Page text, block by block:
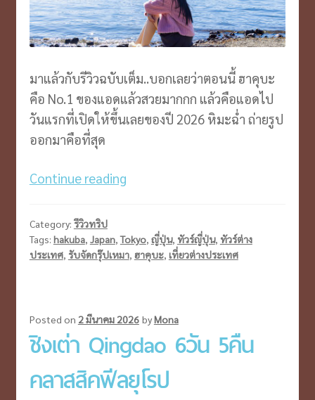
มาแล้วกับรีวิวฉบับเต็ม..บอกเลยว่าตอนนี้ ฮาคุบะ
คือ No.1 ของแอดแล้วสวยมากกก แล้วคือแอดไป
วันแรกที่เปิดให้ขึ้นเลยของปี 2026 หิมะฉ่ำ ถ่ายรูป
ออกมาคือที่สุด
Continue readingโตเกียว
คุบะ
6วัน
หลัก
ล้าน..ท่ามกลาง
หุบเขา
Category: รีวิวทริป
Tags: hakuba, Japan,Tokyo, ญี่ปุ่น, ทัวร์ญี่ปุ่น, ทัวร์ต่าง
ประเทศ, รับจัดกรุ๊ปเหมา, ฮาคุบะ, เที่ยวต่างประเทศ
Posted on 2 มีนาคม 2026 byMona
ชิงเต่า Qingdao 6วัน 5คืน
คลาสสิคฟีลยุโรป